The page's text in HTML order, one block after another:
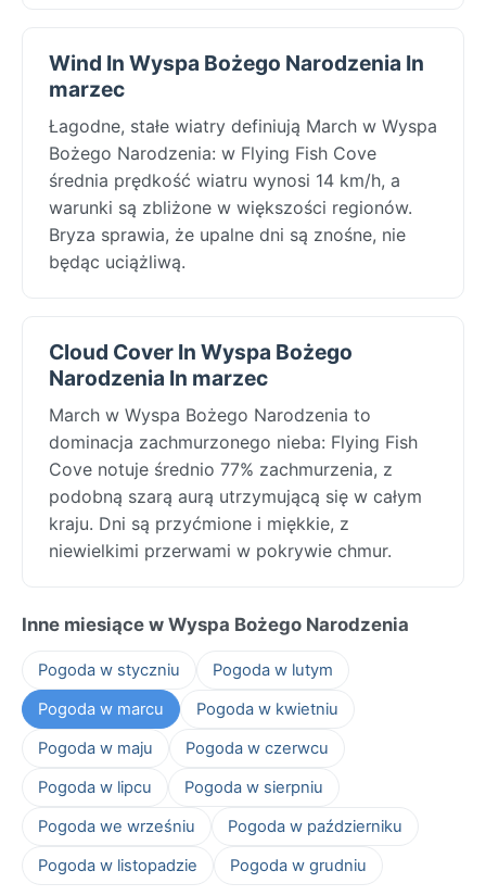
Wind In Wyspa Bożego Narodzenia In
marzec
Łagodne, stałe wiatry definiują March w Wyspa
Bożego Narodzenia: w Flying Fish Cove
średnia prędkość wiatru wynosi 14 km/h, a
warunki są zbliżone w większości regionów.
Bryza sprawia, że upalne dni są znośne, nie
będąc uciążliwą.
Cloud Cover In Wyspa Bożego
Narodzenia In marzec
March w Wyspa Bożego Narodzenia to
dominacja zachmurzonego nieba: Flying Fish
Cove notuje średnio 77% zachmurzenia, z
podobną szarą aurą utrzymującą się w całym
kraju. Dni są przyćmione i miękkie, z
niewielkimi przerwami w pokrywie chmur.
Inne miesiące w Wyspa Bożego Narodzenia
Pogoda w styczniu
Pogoda w lutym
Pogoda w marcu
Pogoda w kwietniu
Pogoda w maju
Pogoda w czerwcu
Pogoda w lipcu
Pogoda w sierpniu
Pogoda we wrześniu
Pogoda w październiku
Pogoda w listopadzie
Pogoda w grudniu